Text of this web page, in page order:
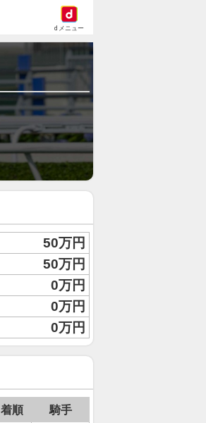
dメニュー
50万円
50万円
0万円
0万円
0万円
着順 騎手